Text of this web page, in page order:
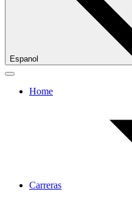
Espanol
Home
Carreras